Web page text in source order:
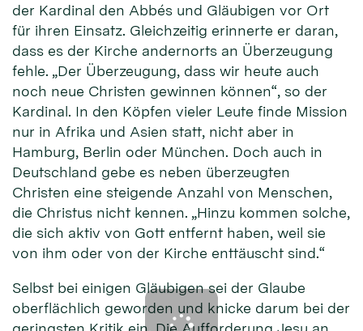
der Kardinal den Abbés und Gläubigen vor Ort
für ihren Einsatz. Gleichzeitig erinnerte er daran,
dass es der Kirche andernorts an Überzeugung
fehle. „Der Überzeugung, dass wir heute auch
noch neue Christen gewinnen können“, so der
Kardinal. In den Köpfen vieler Leute finde Mission
nur in Afrika und Asien statt, nicht aber in
Hamburg, Berlin oder München. Doch auch in
Deutschland gebe es neben überzeugten
Christen eine steigende Anzahl von Menschen,
die Christus nicht kennen. „Hinzu kommen solche,
die sich aktiv von Gott entfernt haben, weil sie
von ihm oder von der Kirche enttäuscht sind.“
Selbst bei einigen Gläubigen sei der Glaube
oberflächlich geworden und knicke darum bei der